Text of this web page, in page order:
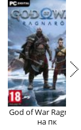
Вход
God of War
на пк